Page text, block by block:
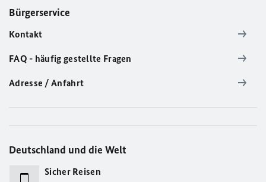
Bürgerservice
Kontakt
FAQ - häufig gestellte Fragen
Adresse / Anfahrt
Deutschland und die Welt
Sicher Reisen